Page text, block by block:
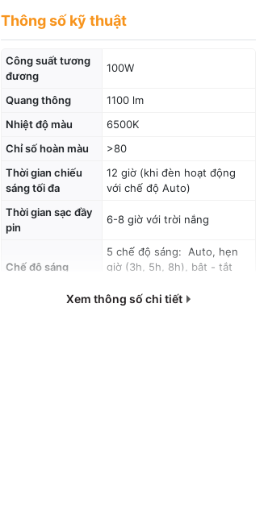
Thông số kỹ thuật
Công suất tương
đương
100W
Quang thông
1100 lm
Nhiệt độ màu
6500K
Chỉ số hoàn màu
>80
Thời gian chiếu
sáng tối đa
12 giờ (khi đèn hoạt động
với chế độ Auto)
Thời gian sạc đầy
pin
6-8 giờ với trời nắng
Chế độ sáng
5 chế độ sáng: Auto, hẹn
giờ (3h, 5h, 8h), bật - tắt
Đường kính tác
Xem thông số chi tiết